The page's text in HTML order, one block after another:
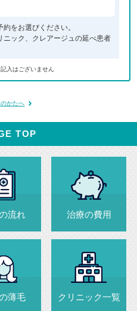
をお選びください。
ック、クレアージュの延べ患者
入はございません
かたへ
TOP
流れ 治療の費用
薄毛 クリニック一覧